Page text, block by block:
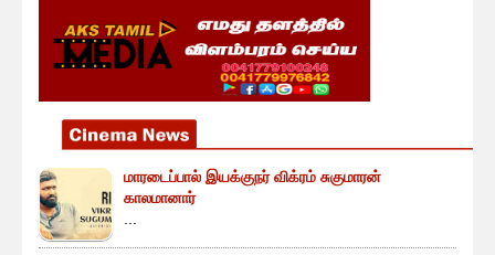
மாரடைப்பால் இயக்குநர் விக்ரம் சுகுமாரன்
காலமானார்